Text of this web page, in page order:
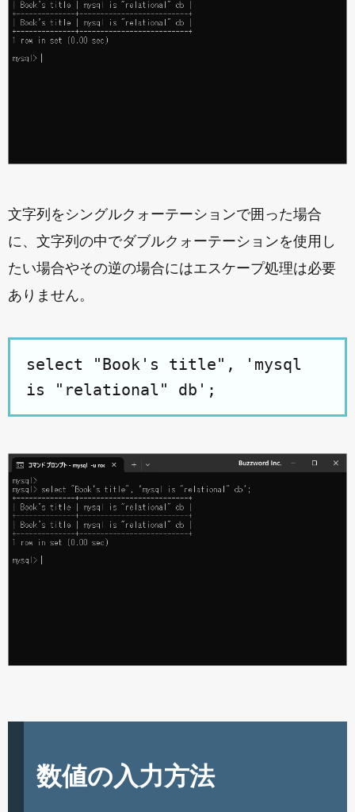
文字列をシングルクォーテーションで囲った場合
に、文字列の中でダブルクォーテーションを使用し
たい場合やその逆の場合にはエスケープ処理は必要
ありません。
select "Book's title", 'mysql
is "relational" db';
数値の入力方法